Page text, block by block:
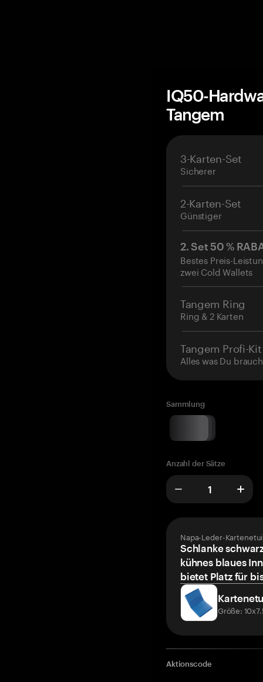
IQ50-
Tangem
3-Karten-Set
Sicherer
2-Karten-Set
Günstiger
2. Set 50 %
Bestes Preis-
zwei Cold Wallets
Tangem Ring
Ring & 2 Karten
Tangem Profi-Kit
Alles was Du
Sammlung
Anzahl der Sätze
Napa-Leder-
Schlanke
kühnes blaues
bietet Platz für
Größe:
Aktionscode